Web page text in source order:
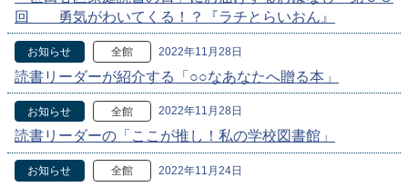
回 勇気がわいてくる！？『ラチとらいおん』
お知らせ 全館 2022年11月28日
読書リーダーが紹介する「○○なあなたへ贈る本」
お知らせ 全館 2022年11月28日
読書リーダーの「ここが推し！私の学校図書館」
お知らせ 全館 2022年11月24日